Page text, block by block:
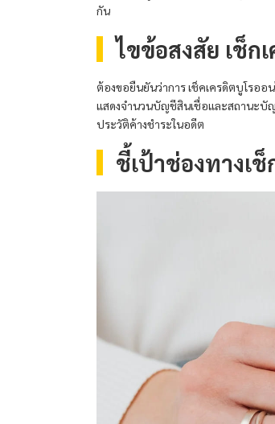
กัน
ไขข้อสงสัย เช็ก
ต้องขอยืนยันว่าการ เช็คเครดิตบูโรอ
แสดงจำนวนบัญชีสินเชื่อและสถานะบัญ
ประวัติค้างชำระในอดีต
ชี้เป้าช่องทางเ